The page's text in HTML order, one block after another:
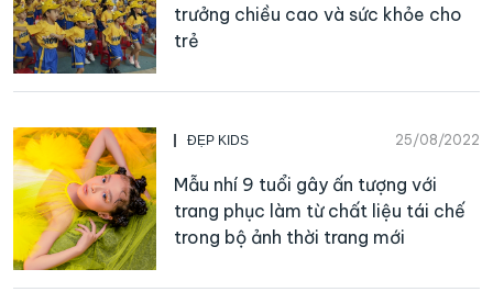
trưởng chiều cao và sức khỏe cho
trẻ
ĐẸP KIDS 25/08/2022
Mẫu nhí 9 tuổi gây ấn tượng với
trang phục làm từ chất liệu tái chế
trong bộ ảnh thời trang mới